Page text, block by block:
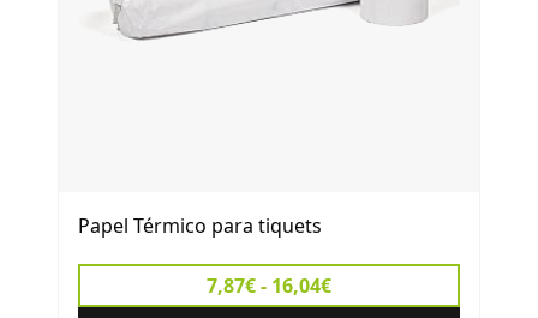
Papel Térmico para tiquets
7,87€ - 16,04€